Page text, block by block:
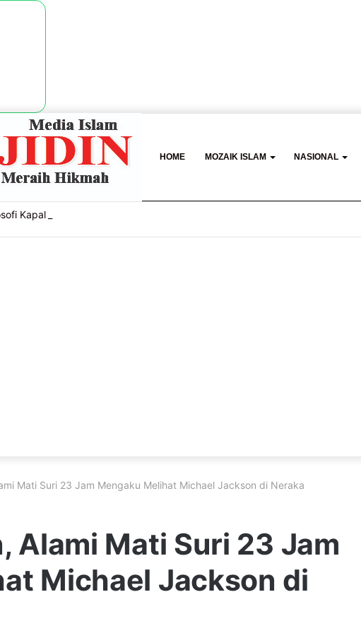
HOME MOZAIK ISLAM NASIONAL
Kapal Sriwijaya, Masjid Al Fathul Akbar Siap Tampil Lebih Ikonik
Mati Suri 23 Jam Mengaku Melihat Michael Jackson di Neraka
Alami Mati Suri 23 Jam
Michael Jackson di